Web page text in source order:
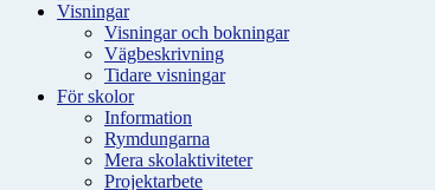
Visningar
Visningar och bokningar
Vägbeskrivning
Tidare visningar
För skolor
Information
Rymdungarna
Mera skolaktiviteter
Projektarbete